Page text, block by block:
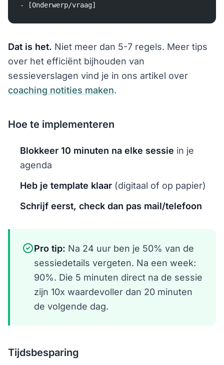
- [Onderwerp/vraag]
Dat is het. Niet meer dan 5-7 regels. Meer tips
over het efficiënt bijhouden van
sessieverslagen vind je in ons artikel over
coaching notities maken.
Hoe te implementeren
Blokkeer 10 minuten na elke sessie in je
agenda
Heb je template klaar (digitaal of op papier)
Schrijf eerst, check dan pas mail/telefoon
Pro tip: Na 24 uur ben je 50% van de
sessiedetails vergeten. Na een week:
90%. Die 5 minuten direct na de sessie
zijn 10x waardevoller dan 20 minuten
de volgende dag.
Tijdsbesparing